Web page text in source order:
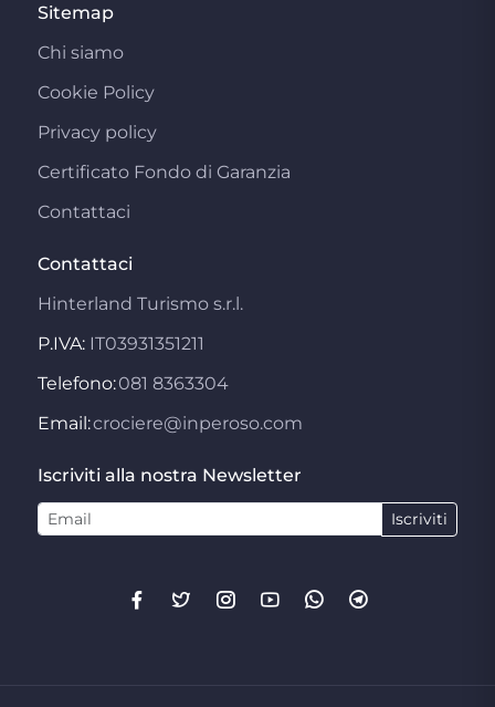
Sitemap
Chi siamo
Cookie Policy
Privacy policy
Certificato Fondo di Garanzia
Contattaci
Contattaci
Hinterland Turismo s.r.l.
P.IVA: IT03931351211
Telefono:081 8363304
Email:crociere@inperoso.com
Iscriviti alla nostra Newsletter
Iscriviti